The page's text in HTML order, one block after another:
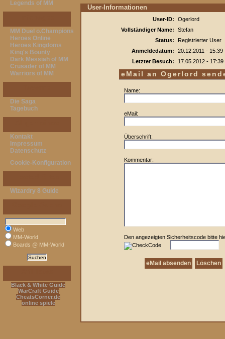
Legends of MM
MM Duel o.Champions
Heroes Online
Heroes Kingdoms
King's Bounty
Dark Messiah of MM
Crusader of MM
Warriors of MM
Die Saga
Tagebuch
Kontakt
Impressum
Datenschutz
Cookie-Konfiguration
Wizardry 8 Guide
Web
MM-World
Boards @ MM-World
Black & White Guide
WarCraft Guide
CheatsCorner.de
online spiele
User-Informationen
User-ID:
Ogerlord
Vollständiger Name:
Stefan
Status:
Registrierter User
Anmeldedatum:
20.12.2011 - 15:39
Letzter Besuch:
17.05.2012 - 17:39
eMail an Ogerlord
Name:
eMail:
Überschrift:
Kommentar:
Den angezeigten Sicherheitscode bitte